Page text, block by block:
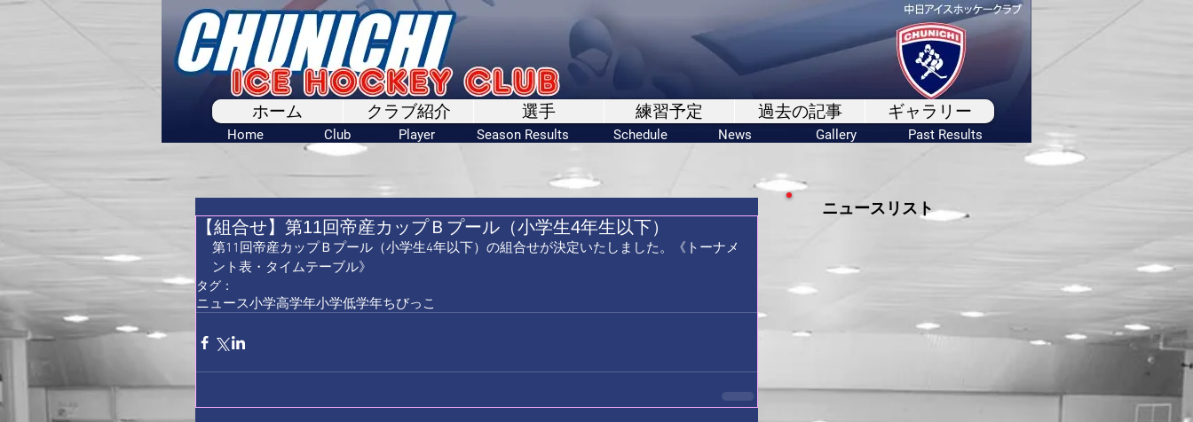
ホーム クラブ紹介 選手 練習予定 過去の記事 ギャラリー
Home Club Player Season Results Schedule News Gallery Past Results
【組合せ】第11回帝産カップＢプール（小学生4年生以下）
第11回帝産カップＢプール（小学生4年以下）の組合せが決定いたしました。《 トーナメ
ント表 ・ タイムテーブル》
タグ：
ニュース小学高学年小学低学年ちびっこ
ニュースリスト